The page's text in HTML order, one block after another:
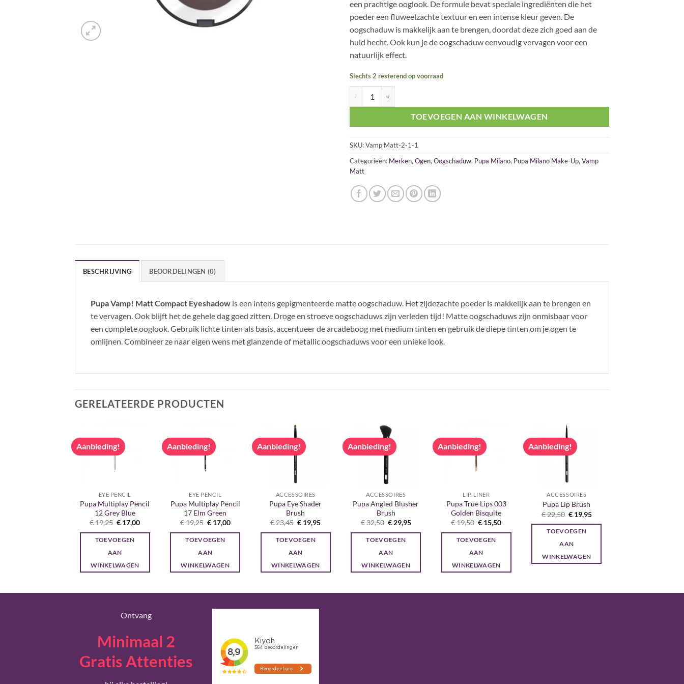
een prachtige ooglook. De formule bevat speciale ingrediënten die het
poeder een fluweelzachte textuur en een intense kleur geven. De
oogschaduw is makkelijk aan te brengen, doordat deze zich goed aan de
huid hecht. Ook kun je de oogschaduw eenvoudig vervagen voor een
natuurlijk effect.
Slechts 2 resterend op voorraad
TOEVOEGEN AAN WINKELWAGEN
SKU:Vamp Matt-2-1-1
Categorieën: Merken,Ogen,Oogschaduw, Pupa Milano, Pupa Milano Make-Up,Vamp
Matt
BESCHRIJVING BEOORDELINGEN (0)
Pupa Vamp! Matt Compact Eyeshadow is een intens gepigmenteerde matte oogschaduw. Het zijdezachte poeder is makkelijk aan te brengen en
te vervagen. Ook blijft het de gehele dag goed zitten. Droge en stroeve oogschaduws zijn verleden tijd! Matte oogschaduws zijn onmisbaar voor
een complete ooglook. Gebruik lichte tinten als basis, accentueer de arcadeboog met medium tinten en gebruik de diepe tinten om je ogen te
omlijnen. Combineer ze naar eigen wens met glanzende of metallic oogschaduws voor een unieke look.
GERELATEERDE PRODUCTEN
Aanbieding!
EYE PENCIL
Pupa Multiplay Pencil
12 Grey Blue
€19,25 Oorspronkelijke
prijs
was:
€ 19,25.
€ 17,00Huidige
is:
TOEVOEGEN
AAN
WINKELWAGEN
Aanbieding!
EYE PENCIL
Pupa Multiplay Pencil
17 Elm Green
€19,25 Oorspronkelijke
was:
€ 19,25.
€17,00Huidige
is:
TOEVOEGEN
AAN
WINKELWAGEN
Aanbieding!
ACCESSOIRES
Pupa Eye Shader
Brush
€23,45 Oorspronkelijke
prijs
was:
€ 23,45.
€ 19,95Huidige
is:
TOEVOEGEN
AAN
WINKELWAGEN
Aanbieding!
ACCESSOIRES
Pupa Angled Blusher
Brush
€32,50 Oorspronkelijke
was:
€ 32,50.
€29,95Huidige
is:
TOEVOEGEN
AAN
WINKELWAGEN
Aanbieding!
LIP LINER
Pupa True Lips 003
Golden Bisquite
€19,50 Oorspronkelijke
prijs
was:
€ 19,50.
€ 15,50Huidige
is:
TOEVOEGEN
AAN
WINKELWAGEN
Aanbieding!
ACCESSOIRES
Pupa Lip Brush
€22,50 Oorspronkelijke
was:
€ 22,50.
€19,95Huidige
TOEVOEGEN
AAN
WINKELWAGEN
Ontvang
Minimaal 2
Gratis Attenties